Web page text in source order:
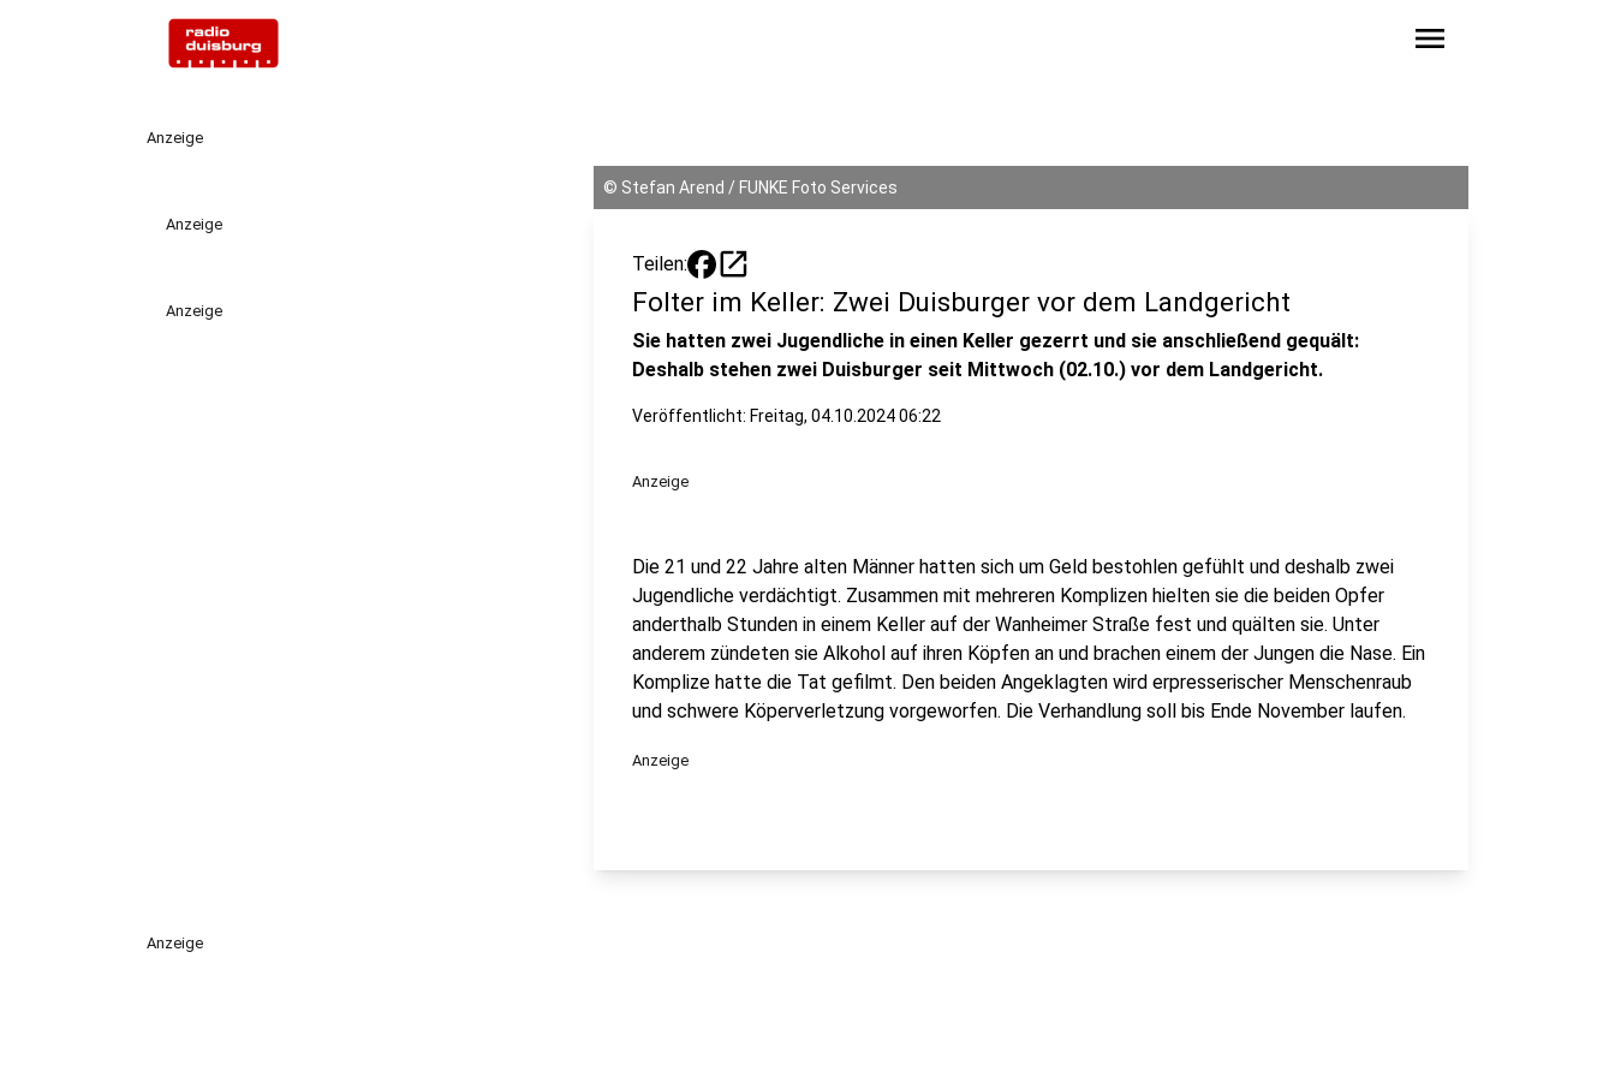
menu
Anzeige
Anzeige
Anzeige
© Stefan Arend / FUNKE Foto Services
Teilen: open_in_new
Folter im Keller: Zwei Duisburger vor dem Landgericht
Sie hatten zwei Jugendliche in einen Keller gezerrt und sie anschließend gequält:
Deshalb stehen zwei Duisburger seit Mittwoch (02.10.) vor dem Landgericht.
Veröffentlicht: Freitag, 04.10.2024 06:22
Anzeige
Die 21 und 22 Jahre alten Männer hatten sich um Geld bestohlen gefühlt und deshalb zwei
Jugendliche verdächtigt. Zusammen mit mehreren Komplizen hielten sie die beiden Opfer
anderthalb Stunden in einem Keller auf der Wanheimer Straße fest und quälten sie. Unter
anderem zündeten sie Alkohol auf ihren Köpfen an und brachen einem der Jungen die Nase. Ein
Komplize hatte die Tat gefilmt. Den beiden Angeklagten wird erpresserischer Menschenraub
und schwere Köperverletzung vorgeworfen. Die Verhandlung soll bis Ende November laufen.
Anzeige
Anzeige